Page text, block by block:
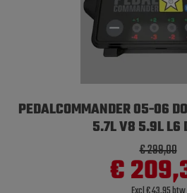
PEDALCOMMANDER 05-06
5.7L V8 5.9L L6
€ 299,00
€
Excl € 43,95 btw